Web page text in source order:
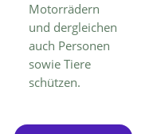
Motorrädern
und dergleichen
auch Personen
sowie Tiere
schützen.